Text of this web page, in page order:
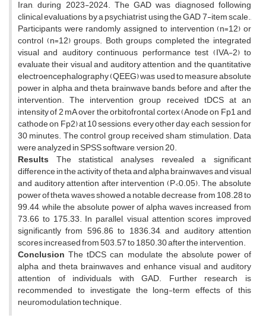
Iran, during 2023-2024. The GAD was diagnosed following
clinical evaluations by a psychiatrist using the GAD 7-item scale.,
Participants were randomly assigned to intervention (n=12) or
control (n=12) groups. Both groups completed the integrated
visual and auditory continuous performance test (IVA-2) to
evaluate their visual and auditory attention, and the quantitative
electroencephalography (QEEG) was used to measure absolute
power in alpha and theta brainwave bands, before and after the
intervention. The intervention group received tDCS at an
intensity of 2 mA over the orbitofrontal cortex (Anode on Fp1 and
cathode on Fp2) at 10 sessions, every other day, each session for
30 minutes. The control group received sham stimulation. Data
were analyzed in SPSS software, version 20.
Results The statistical analyses revealed a significant
difference in the activity of theta and alpha brainwaves and visual
and auditory attention after intervention (P<0.05). The absolute
power of theta waves showed a notable decrease from 108.28 to
99.44, while the absolute power of alpha waves increased from
73.66 to 175.33. In parallel, visual attention scores improved
significantly from 596.86 to 1836.34, and auditory attention
scores increased from 503.57 to 1850.30 after the intervention.
ConclusionThe tDCS can modulate the absolute power of
alpha and theta brainwaves and enhance visual and auditory
attention of individuals with GAD. Further research is
recommended to investigate the long-term effects of this
neuromodulation technique.